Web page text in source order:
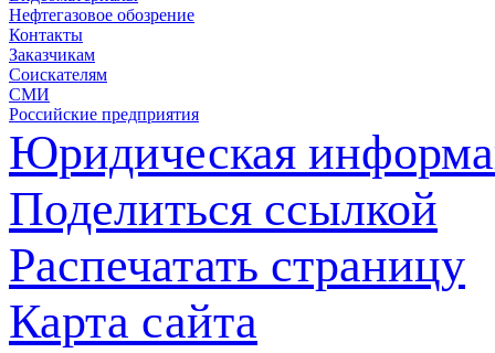
Нефтегазовое обозрение
Контакты
Заказчикам
Соискателям
СМИ
Российские предприятия
Юридическая
Поделиться ссылкой
Распечатать страницу
Карта сайта